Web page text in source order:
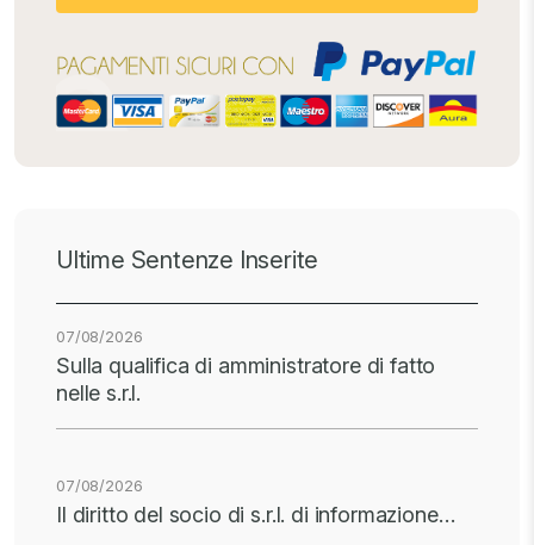
Ultime Sentenze Inserite
07/08/2026
Sulla qualifica di amministratore di fatto
nelle s.r.l.
07/08/2026
Il diritto del socio di s.r.l. di informazione…